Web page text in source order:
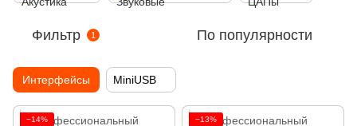
Фильтр 1 По популярности
Интерфейсы MiniUSB
−14% −13%